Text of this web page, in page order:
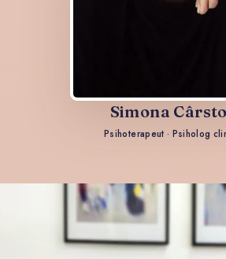
Simona
Psihoterapeut · Psiholog